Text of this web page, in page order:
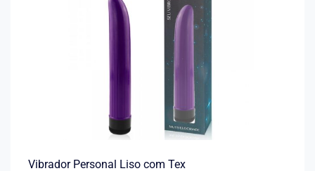
Vibrador Personal Liso com Tex